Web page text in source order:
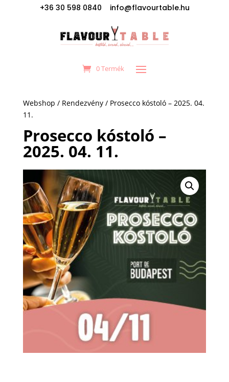
+36 30 598 0840 info@flavourtable.hu
0 Termék
Webshop / Rendezvény/ Prosecco kóstoló – 2025. 04.
11.
Prosecco kóstoló –
2025. 04. 11.